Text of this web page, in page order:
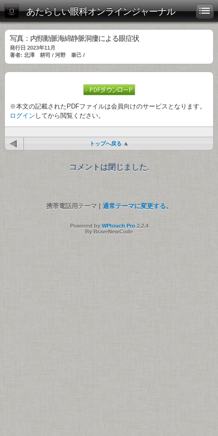
あたらしい眼科オンラインジャーナル
写真：内頸動脈海綿静脈洞瘻による眼症状
発行日 2023年11月
著者: 北澤 耕司 / 河野 泰己 /
※本文の記載されたPDFファイルは会員向けのサービスとなります。
ログイン してから閲覧ください。
トップへ戻る
コメントは閉じました.
携帯電話用テーマ | 通常テーマに変更する。
Powered by WPtouch Pro2.2.4
By BraveNewCode